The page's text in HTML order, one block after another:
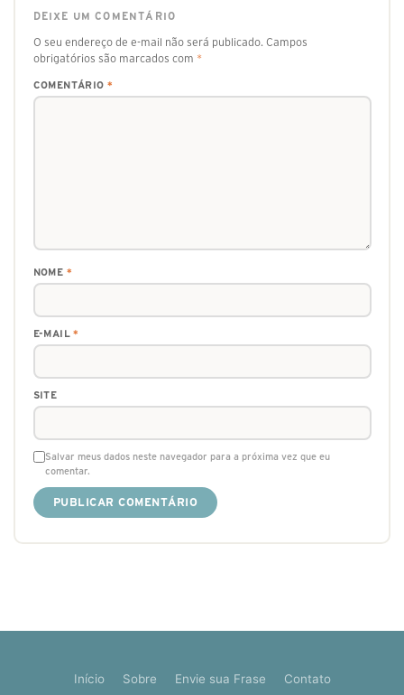
DEIXE UM COMENTÁRIO
O seu endereço de e-mail não será publicado. Campos
obrigatórios são marcados com *
COMENTÁRIO *
NOME *
E-MAIL*
SITE
Salvar meus dados neste navegador para a próxima vez que eu
comentar.
Início Sobre Envie sua Frase Contato